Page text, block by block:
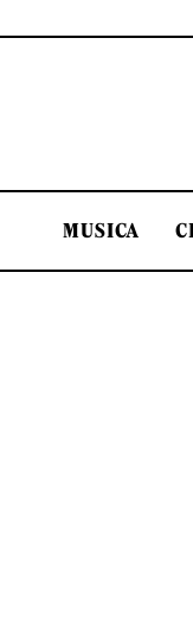
MUSICA